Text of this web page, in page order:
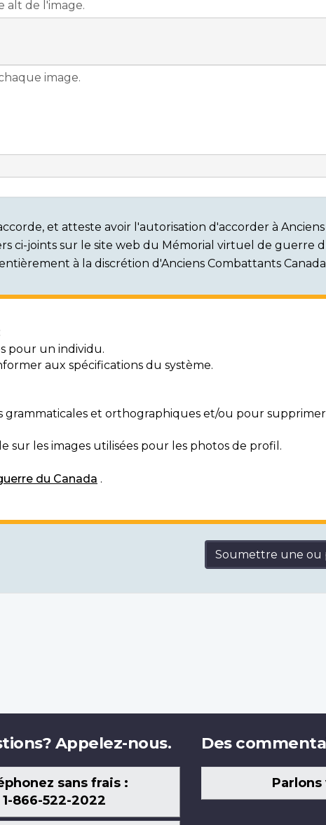
et atteste avoir l'autorisation d'accorder à
ci-joints sur le site web du Mémorial virtuel de guerre
à la discrétion d'Anciens Combattants
pour un individu.
aux spécifications du système.
grammaticales et orthographiques et/ou pour
sur les images utilisées pour les photos de profil.
du Canada .
Soumettre une ou
Appelez-nous.
sans frais :
1-866-522-2022
Des